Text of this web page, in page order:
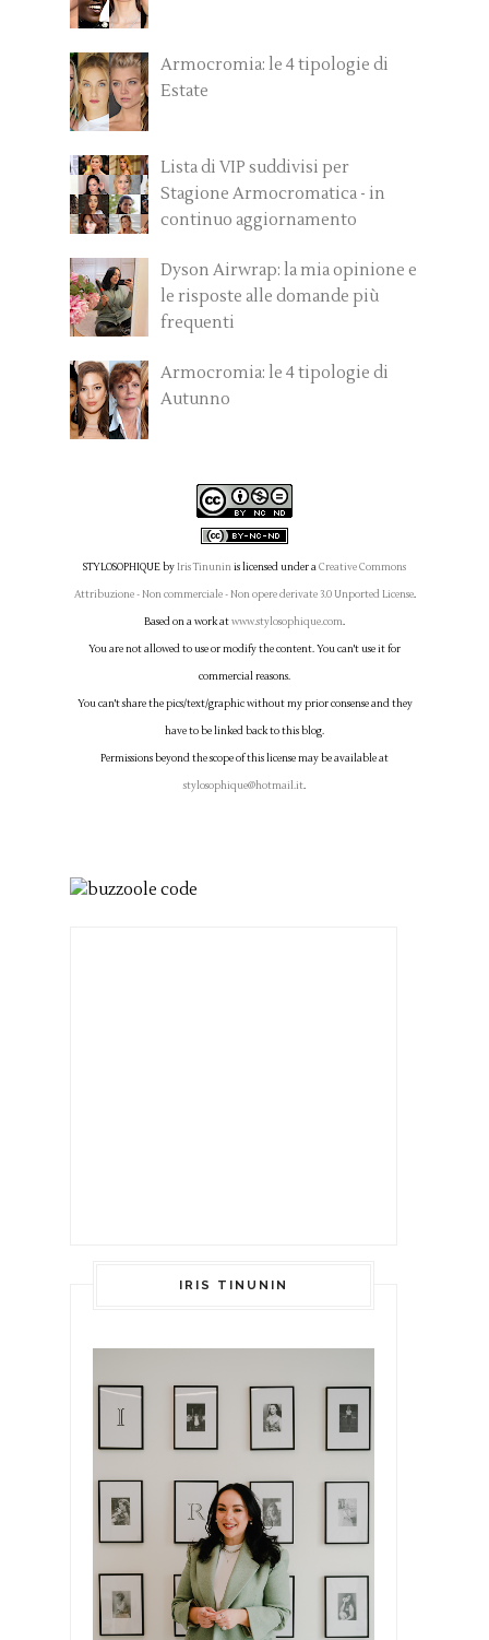
Armocromia: le 4 tipologie di
Estate
Lista di VIP suddivisi per
Stagione Armocromatica - in
continuo aggiornamento
Dyson Airwrap: la mia opinione e
le risposte alle domande più
frequenti
Armocromia: le 4 tipologie di
Autunno
STYLOSOPHIQUEbyIris Tinuninis licensed under aCreative Commons
Attribuzione - Non commerciale - Non opere derivate 3.0 Unported License.
Based on a work atwww.stylosophique.com.
You are not allowed to use or modify the content. You can't use it for
commercial reasons.
You can't share the pics/text/graphic without my prior consense and they
have to be linked back to this blog.
Permissions beyond the scope of this license may be available at
stylosophique@hotmail.it.
IRIS TINUNIN